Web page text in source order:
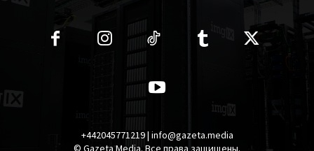
+442045771219 | info@gazeta.media
© Gazeta Media. Все права защищены.